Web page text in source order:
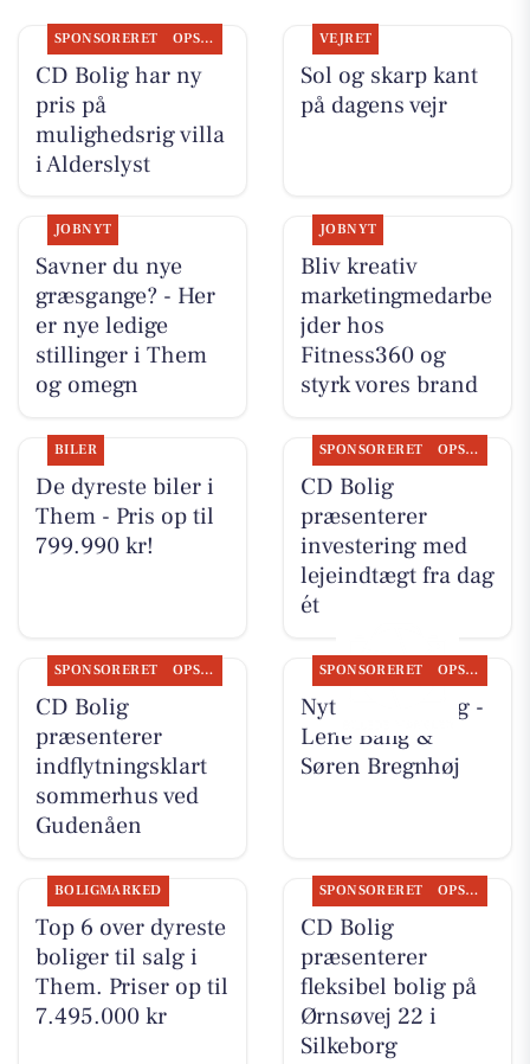
SPONSORERET OPSLAGSTAVLEN
CD Bolig har ny
pris på
mulighedsrig villa
i Alderslyst
VEJRET
Sol og skarp kant
på dagens vejr
JOBNYT
Savner du nye
græsgange? - Her
er nye ledige
stillinger i Them
og omegn
JOBNYT
Bliv kreativ
marketingmedarbe
jder hos
Fitness360 og
styrk vores brand
BILER
De dyreste biler i
Them - Pris op til
799.990 kr!
SPONSORERET OPSLAGSTAVLEN
CD Bolig
præsenterer
investering med
lejeindtægt fra dag
ét
SPONSORERET OPSLAGSTAVLEN
CD Bolig
præsenterer
indflytningsklart
sommerhus ved
Gudenåen
SPONSORERET OPSLAGSTAVLEN
Nyt fra CD Bolig -
Lene Bang &
Søren Bregnhøj
BOLIGMARKED
Top 6 over dyreste
boliger til salg i
Them. Priser op til
7.495.000 kr
SPONSORERET OPSLAGSTAVLEN
CD Bolig
præsenterer
fleksibel bolig på
Ørnsøvej 22 i
Silkeborg